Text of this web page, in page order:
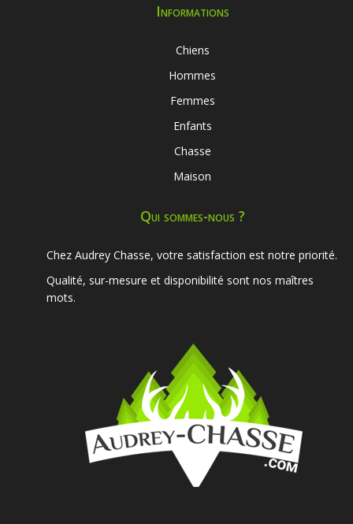
Informations
Chiens
Hommes
Femmes
Enfants
Chasse
Maison
Qui sommes-nous ?
Chez Audrey Chasse, votre satisfaction est notre priorité.
Qualité, sur-mesure et disponibilité sont nos maîtres
mots.